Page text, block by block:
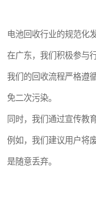
电池回收行业的规范化
在广东，我们积极参与
我们的回收流程严格遵
免二次污染。
同时，我们通过宣传教
例如，我们建议用户将
是随意丢弃。